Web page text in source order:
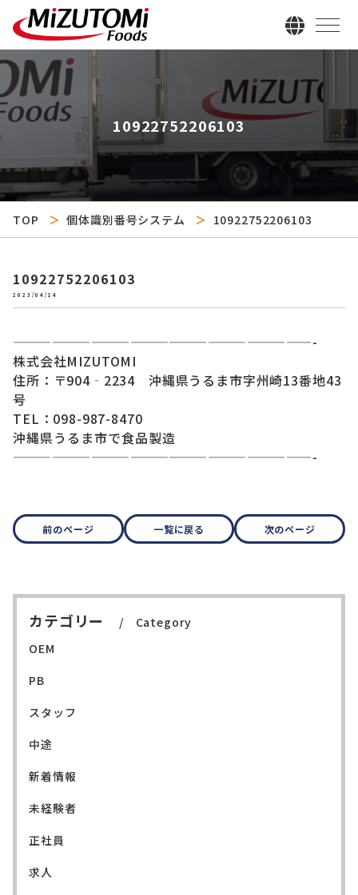
10922752206103
TOP 個体識別番号システム 10922752206103
10922752206103
2023/04/14
———————————————————————-
株式会社MIZUTOMI
住所：〒904‐2234 沖縄県うるま市字州崎13番地43
号
TEL：098-987-8470
沖縄県うるま市で食品製造
———————————————————————-
前のページ 一覧に戻る 次のページ
カテゴリー
Category
OEM
PB
スタッフ
中途
新着情報
未経験者
正社員
求人